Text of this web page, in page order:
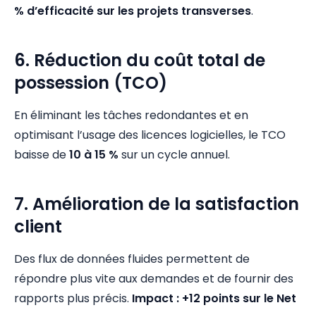
% d’efficacité sur les projets transverses.
6. Réduction du coût total de
possession (TCO)
En éliminant les tâches redondantes et en
optimisant l’usage des licences logicielles, le TCO
baisse de10 à 15 % sur un cycle annuel.
7. Amélioration de la satisfaction
client
Des flux de données fluides permettent de
répondre plus vite aux demandes et de fournir des
rapports plus précis. Impact : +12 points sur le Net